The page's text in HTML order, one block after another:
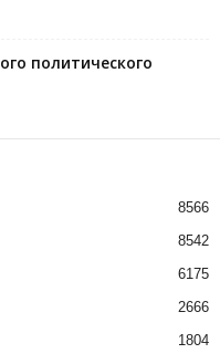
политического
8566
8542
6175
2666
1804